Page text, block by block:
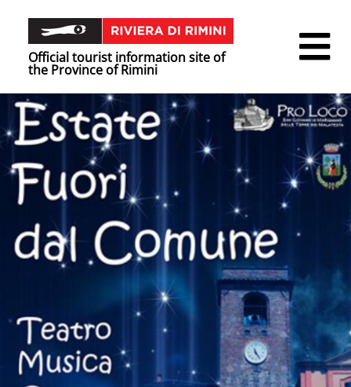
Official tourist information site of
the Province of Rimini